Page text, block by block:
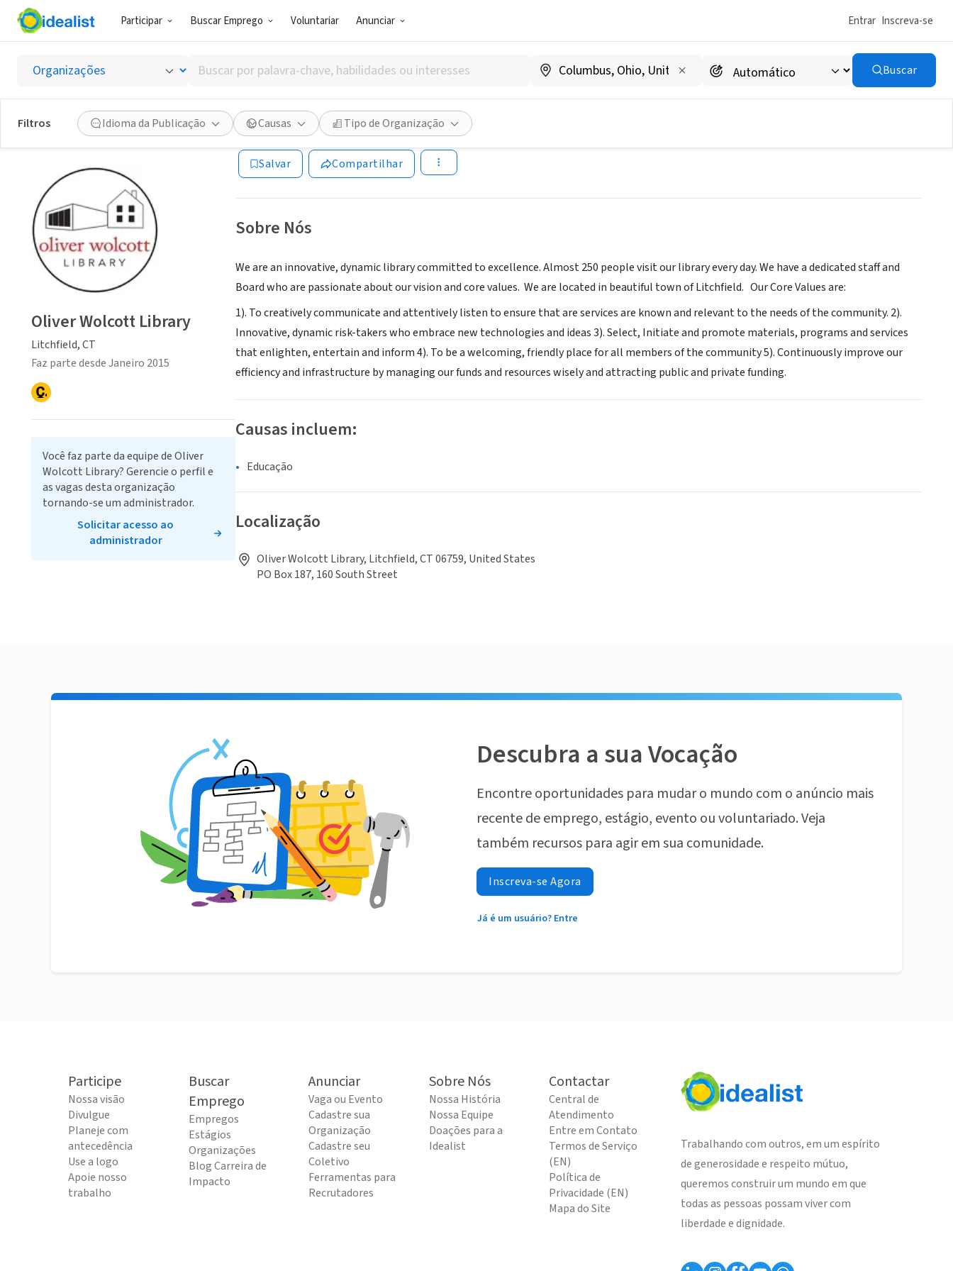
Participar Buscar Emprego Voluntariar Anunciar Entrar Inscreva-se
Buscar
por
palavra-
chave,
habilidades
ou
interesses
Buscar
Filtros Idioma da Publicação Causas Tipo de Organização
Oliver Wolcott Library
Litchfield, CT|www.owlibrary.org
Salvar Compartilhar
Sobre Nós
We are an innovative, dynamic library committed to excellence. Almost 250 people visit our library every day. We have a dedicated staff and
Board who are passionate about our vision and core values. We are located in beautiful town of Litchfield. Our Core Values are:
1). To creatively communicate and attentively listen to ensure that are services are known and relevant to the needs of the community. 2).
Innovative, dynamic risk-takers who embrace new technologies and ideas 3). Select, Initiate and promote materials, programs and services
that enlighten, entertain and inform 4). To be a welcoming, friendly place for all members of the community 5). Continuously improve our
efficiency and infrastructure by managing our funds and resources wisely and attracting public and private funding.
Causas incluem:
Educação
Localização
Oliver Wolcott Library, Litchfield, CT 06759, United States
PO Box 187, 160 South Street
Oliver Wolcott Library
Litchfield, CT
Faz parte desde Janeiro 2015
Você faz parte da equipe de Oliver
Wolcott Library? Gerencie o perfil e
as vagas desta organização
tornando-se um administrador.
Solicitar acesso ao
administrador
Descubra a sua Vocação
Encontre oportunidades para mudar o mundo com o anúncio mais
recente de emprego, estágio, evento ou voluntariado. Veja
também recursos para agir em sua comunidade.
Inscreva-se Agora
Já é um usuário? Entre
Participe
Nossa visão
Divulgue
Planeje com
antecedência
Use a logo
Apoie nosso
trabalho
Buscar
Emprego
Empregos
Estágios
Organizações
Blog Carreira de
Impacto
Anunciar
Vaga ou Evento
Cadastre sua
Organização
Cadastre seu
Coletivo
Ferramentas para
Recrutadores
Sobre Nós
Nossa História
Nossa Equipe
Doações para a
Idealist
Contactar
Central de
Atendimento
Entre em Contato
Termos de Serviço
(EN)
Política de
Privacidade (EN)
Mapa do Site
Trabalhando com outros, em um espírito
de generosidade e respeito mútuo,
queremos construir um mundo em que
todas as pessoas possam viver com
liberdade e dignidade.